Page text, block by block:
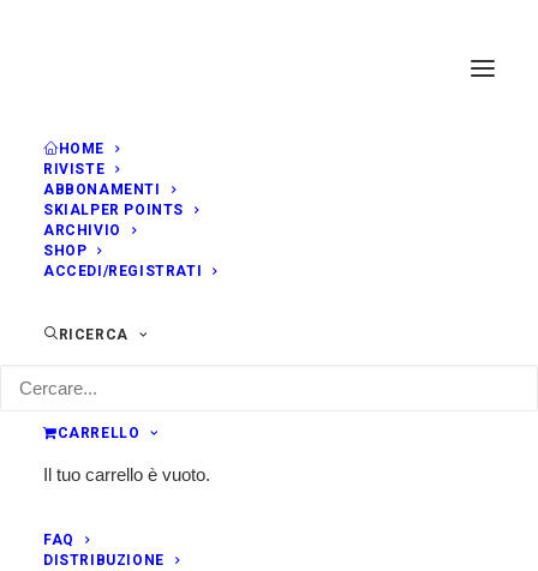
HOME
RIVISTE
ABBONAMENTI
SKIALPER POINTS
ARCHIVIO
SHOP
ACCEDI/REGISTRATI
RICERCA
CARRELLO
Il tuo carrello è vuoto.
FAQ
DISTRIBUZIONE